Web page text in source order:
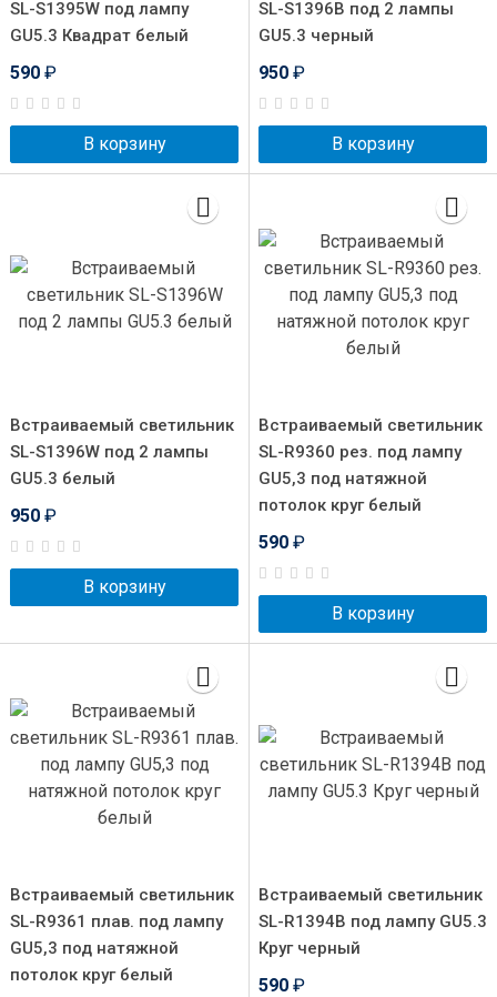
SL-S1395W под лампу
GU5.3 Квадрат белый
590 ₽
В корзину
SL-S1396B под 2 лампы
GU5.3 черный
950 ₽
В корзину
Встраиваемый светильник
SL-S1396W под 2 лампы
GU5.3 белый
950 ₽
В корзину
Встраиваемый светильник
SL-R9360 рез. под лампу
GU5,3 под натяжной
потолок круг белый
590 ₽
В корзину
Встраиваемый светильник
SL-R9361 плав. под лампу
GU5,3 под натяжной
потолок круг белый
Встраиваемый светильник
SL-R1394B под лампу GU5.3
Круг черный
590 ₽